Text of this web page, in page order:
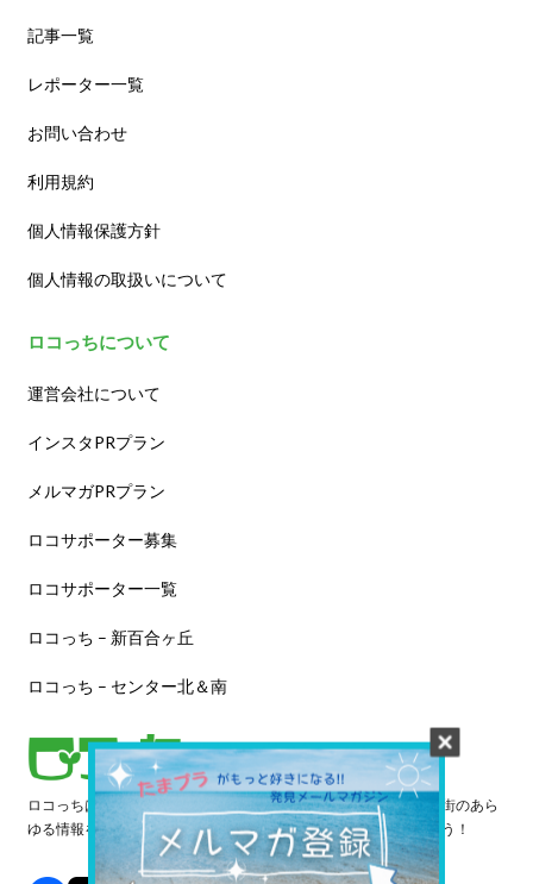
記事一覧
レポーター一覧
お問い合わせ
利用規約
個人情報保護方針
個人情報の取扱いについて
ロコっちについて
運営会社について
インスタPRプラン
メルマガPRプラン
ロコサポーター募集
ロコサポーター一覧
ロコっち – 新百合ヶ丘
ロコっち – センター北＆南
ロコっちは、あなたのジモト体験を豊かにする情報サイトです。街のあら
ゆる情報を収集し、日々更新しています。早速情報を探してみよう！